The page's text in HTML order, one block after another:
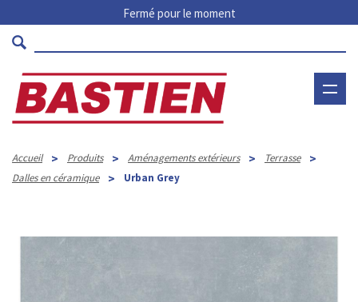
Fermé pour le moment
Accueil > Produits > Aménagements extérieurs > Terrasse >
Dalles en céramique > Urban Grey